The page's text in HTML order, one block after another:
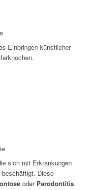
Einbringen künstlicher
sich mit Erkrankungen
beschäftigt. Diese
oder Parodontitis.